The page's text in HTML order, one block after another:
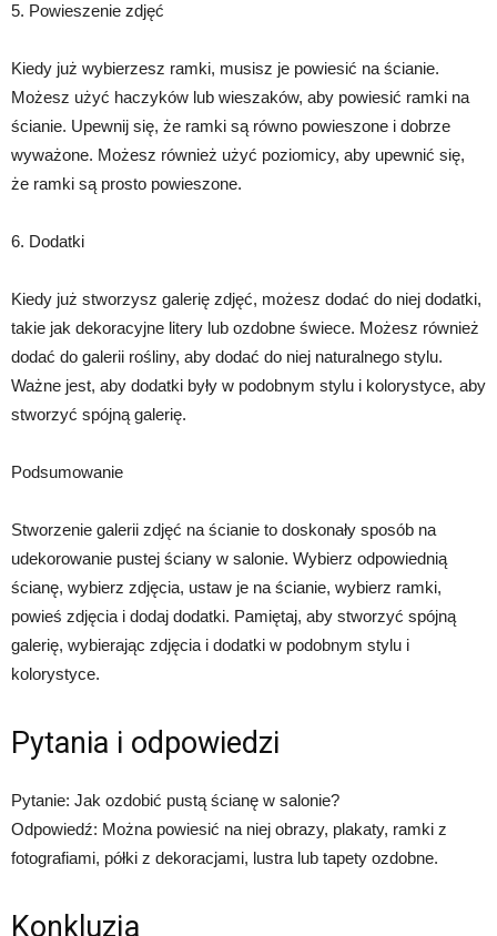
5. Powieszenie zdjęć
Kiedy już wybierzesz ramki, musisz je powiesić na ścianie.
Możesz użyć haczyków lub wieszaków, aby powiesić ramki na
ścianie. Upewnij się, że ramki są równo powieszone i dobrze
wyważone. Możesz również użyć poziomicy, aby upewnić się,
że ramki są prosto powieszone.
6. Dodatki
Kiedy już stworzysz galerię zdjęć, możesz dodać do niej dodatki,
takie jak dekoracyjne litery lub ozdobne świece. Możesz również
dodać do galerii rośliny, aby dodać do niej naturalnego stylu.
Ważne jest, aby dodatki były w podobnym stylu i kolorystyce, aby
stworzyć spójną galerię.
Podsumowanie
Stworzenie galerii zdjęć na ścianie to doskonały sposób na
udekorowanie pustej ściany w salonie. Wybierz odpowiednią
ścianę, wybierz zdjęcia, ustaw je na ścianie, wybierz ramki,
powieś zdjęcia i dodaj dodatki. Pamiętaj, aby stworzyć spójną
galerię, wybierając zdjęcia i dodatki w podobnym stylu i
kolorystyce.
Pytania i odpowiedzi
Pytanie: Jak ozdobić pustą ścianę w salonie?
Odpowiedź: Można powiesić na niej obrazy, plakaty, ramki z
fotografiami, półki z dekoracjami, lustra lub tapety ozdobne.
Konkluzja